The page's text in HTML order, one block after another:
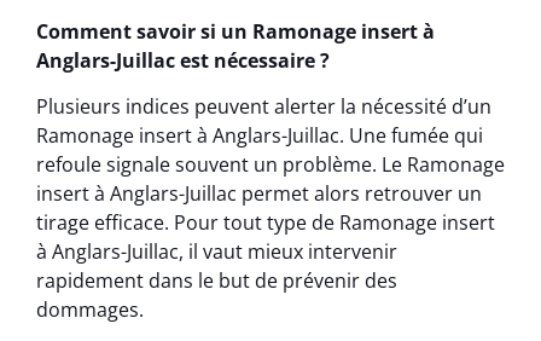
Comment savoir si un Ramonage insert à
Anglars-Juillac est nécessaire ?
Plusieurs indices peuvent alerter la nécessité d’un
Ramonage insert à Anglars-Juillac. Une fumée qui
refoule signale souvent un problème. Le Ramonage
insert à Anglars-Juillac permet alors retrouver un
tirage efficace. Pour tout type de Ramonage insert
à Anglars-Juillac, il vaut mieux intervenir
rapidement dans le but de prévenir des
dommages.